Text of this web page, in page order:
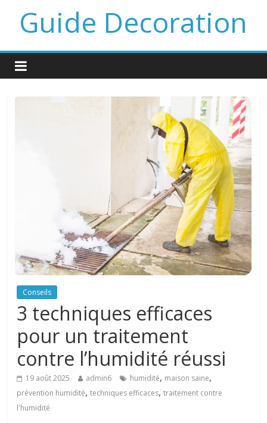
Guide Decoration
Conseils
3 techniques efficaces
pour un traitement
contre l’humidité réussi
19 août 2025 admin6 humidité, maison saine,
prévention humidité,techniques efficaces,traitement contre
l'humidité